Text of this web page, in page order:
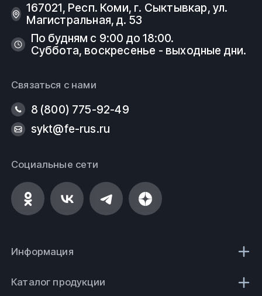
167021, Респ. Коми, г. Сыктывкар, ул.
Магистральная, д. 53
По будням с 9:00 до 18:00.
Суббота, воскресенье - выходные дни.
Связаться с нами
8 (800) 775-92-49
sykt@fe-rus.ru
Социальные сети
Информация
Каталог продукции